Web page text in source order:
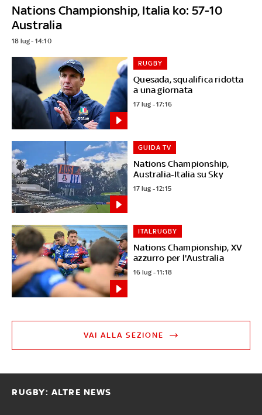
Nations Championship, Italia ko: 57-10
Australia
18 lug - 14:10
Quesada, squalifica ridotta
a una giornata
RUGBY
17 lug - 17:16
Nations Championship,
Australia-Italia su Sky
GUIDA TV
17 lug - 12:15
Nations Championship, XV
azzurro per l'Australia
ITALRUGBY
16 lug - 11:18
VAI ALLA SEZIONE
RUGBY: ALTRE NEWS